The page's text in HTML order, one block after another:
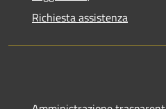
Richiesta assistenza